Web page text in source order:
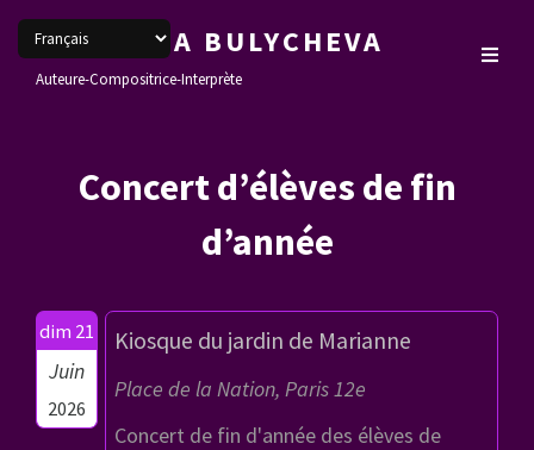
VERONIKA BULYCHEVA
Auteure-Compositrice-Interprète
Concert d’élèves de fin
d’année
dim 21
Juin
2026
Kiosque du jardin de Marianne
Place de la Nation, Paris 12e
Concert de fin d'année des élèves de